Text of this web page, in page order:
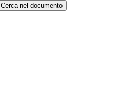
Cerca nel documento